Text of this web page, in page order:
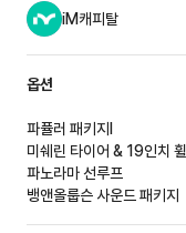
iM캐피탈
옵션
파퓰러 패키지Ⅰ
미쉐린 타이어 & 19인치 휠
파노라마 선루프
뱅앤올룹슨 사운드 패키지